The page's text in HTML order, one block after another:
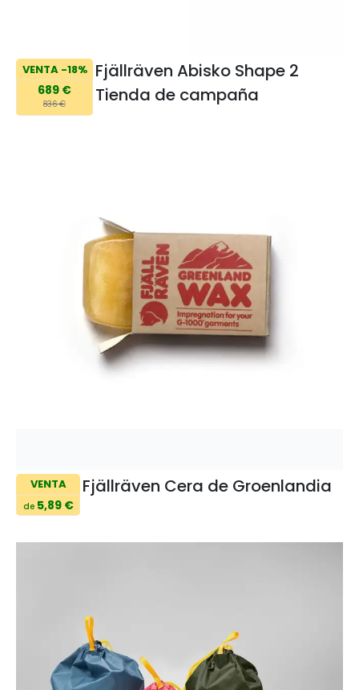
VENTA -18%
689 €
836 €
Fjällräven Abisko Shape 2
Tienda de campaña
VENTA
de5,89 €
Fjällräven Cera de Groenlandia